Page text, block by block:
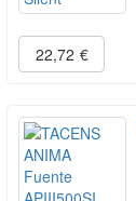
22,72 €